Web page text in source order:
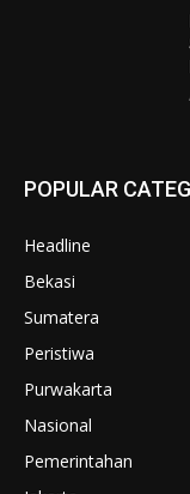
POPULAR
Headline
Bekasi
Sumatera
Peristiwa
Purwakarta
Nasional
Pemerintahan